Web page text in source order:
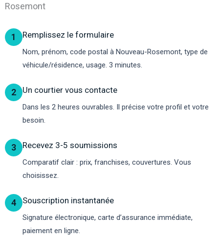
Rosemont
1 Remplissez le formulaire
Nom, prénom, code postal à Nouveau-Rosemont, type de
véhicule/résidence, usage. 3 minutes.
2 Un courtier vous contacte
Dans les 2 heures ouvrables. Il précise votre profil et votre
besoin.
3 Recevez 3-5 soumissions
Comparatif clair : prix, franchises, couvertures. Vous
choisissez.
4 Souscription instantanée
Signature électronique, carte d’assurance immédiate,
paiement en ligne.